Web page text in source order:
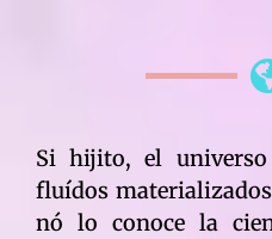
Si hijito, el universo
fluídos
nó lo conoce la